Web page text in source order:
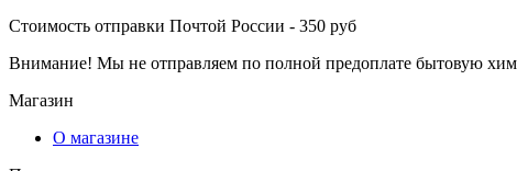
Стоимость отправки Почтой России - 350 руб
Внимание! Мы не отправляем по полной предоплате бытовую
Магазин
О магазине